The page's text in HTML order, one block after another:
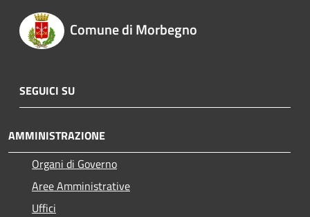
Comune di Morbegno
SEGUICI SU
AMMINISTRAZIONE
Organi di Governo
Aree Amministrative
Uffici